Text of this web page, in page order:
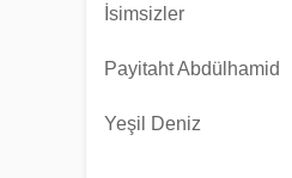
İsimsizler
Payitaht Abdülhamid
Yeşil Deniz